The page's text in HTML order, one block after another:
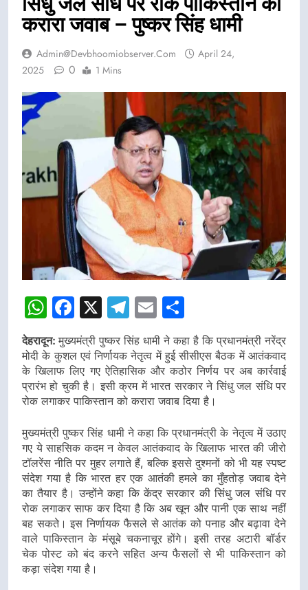
करारा जवाब – पुष्कर सिंह धामी
Admin@devbhoomiobserver.com
April 24,
2025
0 1 Mins
WhatsApp
Facebook
X Telegram
Email
देहरादून:मुख्यमंत्री पुष्कर सिंह धामी ने कहा है कि प्रधानमंत्री नरेंद्र
मोदी के कुशल एवं निर्णायक नेतृत्व में हुई सीसीएस बैठक में आतंकवाद
के खिलाफ लिए गए ऐतिहासिक और कठोर निर्णय पर अब कार्रवाई
प्रारंभ हो चुकी है। इसी क्रम में भारत सरकार ने सिंधु जल संधि पर
रोक लगाकर पाकिस्तान को करारा जवाब दिया है।
मुख्यमंत्री पुष्कर सिंह धामी ने कहा कि प्रधानमंत्री के नेतृत्व में उठाए
गए ये साहसिक कदम न केवल आतंकवाद के खिलाफ भारत की जीरो
टॉलरेंस नीति पर मुहर लगाते हैं, बल्कि इससे दुश्मनों को भी यह स्पष्ट
संदेश गया है कि भारत हर एक आतंकी हमले का मुँहतोड़ जवाब देने
का तैयार है। उन्होंने कहा कि केंद्र सरकार की सिंधु जल संधि पर
रोक लगाकर साफ कर दिया है कि अब खून और पानी एक साथ नहीं
बह सकते। इस निर्णायक फैसले से आतंक को पनाह और बढ़ावा देने
वाले पाकिस्तान के मंसूबे चकनाचूर होंगे। इसी तरह अटारी बॉर्डर
चेक पोस्ट को बंद करने सहित अन्य फैसलों से भी पाकिस्तान को
कड़ा संदेश गया है।